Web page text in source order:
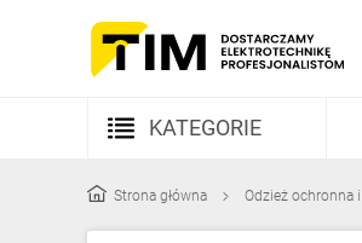
KATEGORIE
Kable i przewody
Strona główna Odzież ochronna i